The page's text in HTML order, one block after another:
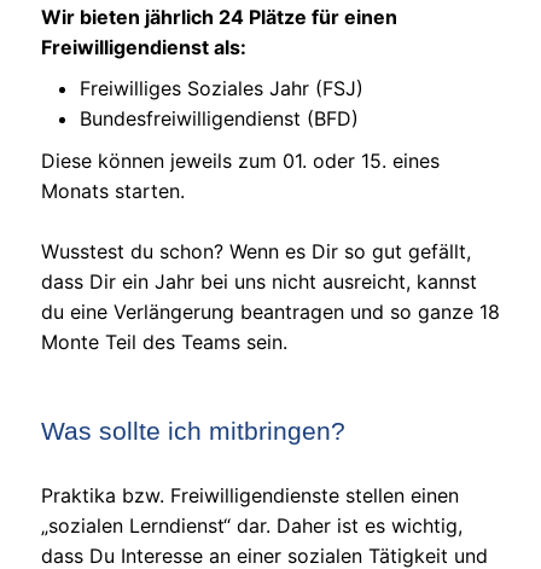
Wir bieten jährlich 24 Plätze für einen
Freiwilligendienst als:
Freiwilliges Soziales Jahr (FSJ)
Bundesfreiwilligendienst (BFD)
Diese können jeweils zum 01. oder 15. eines
Monats starten.
Wusstest du schon? Wenn es Dir so gut gefällt,
dass Dir ein Jahr bei uns nicht ausreicht, kannst
du eine Verlängerung beantragen und so ganze 18
Monte Teil des Teams sein.
Was sollte ich mitbringen?
Praktika bzw. Freiwilligendienste stellen einen
„sozialen Lerndienst“ dar. Daher ist es wichtig,
dass Du Interesse an einer sozialen Tätigkeit und